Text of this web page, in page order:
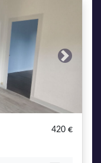
Next
420 €